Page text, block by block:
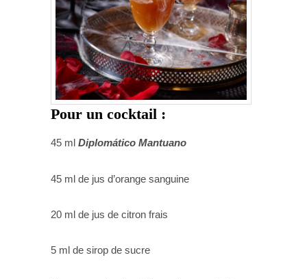
Pour un cocktail :
45 ml Diplomático Mantuano
45 ml de jus d’orange sanguine
20 ml de jus de citron frais
5 ml de sirop de sucre